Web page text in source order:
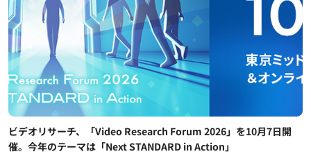
ビデオリサーチ、「Video Research Forum 2026」を10月7日開
催。今年のテーマは「Next STANDARD in Action」